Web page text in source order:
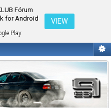
Fórum
for Android
Play
VIEW